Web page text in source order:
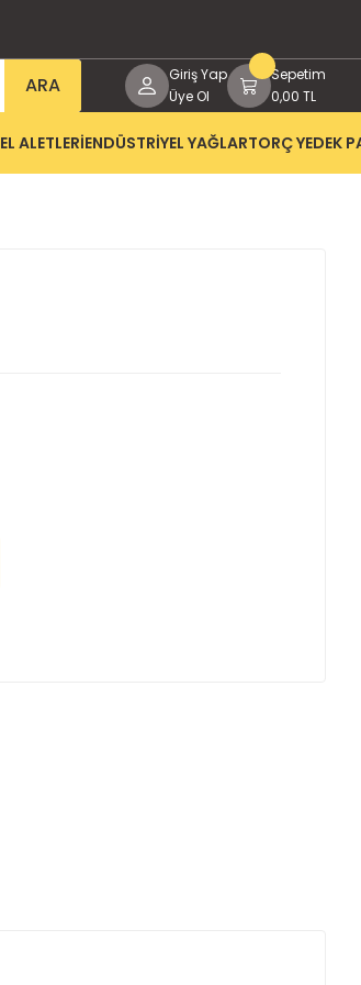
ARA
Giriş Yap
Üye Ol
Sepetim
0,00 TL
EL ALETLERİENDÜSTRİYEL YAĞLARTORÇ YEDEK